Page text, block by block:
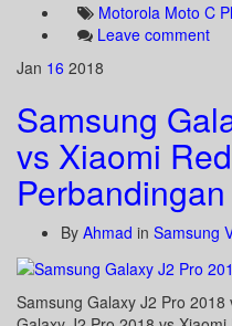
Motorola Moto C
Leave comment
Jan 16 2018
Samsung
vs Xiaomi
By Ahmad in Samsung
Samsung Galaxy J2 Pro